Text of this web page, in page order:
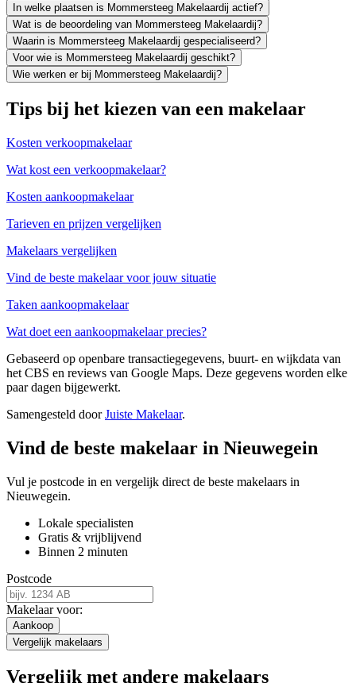
In welke plaatsen is Mommersteeg Makelaardij actief?
Wat is de beoordeling van Mommersteeg Makelaardij?
Waarin is Mommersteeg Makelaardij gespecialiseerd?
Voor wie is Mommersteeg Makelaardij geschikt?
Wie werken er bij Mommersteeg Makelaardij?
Tips bij het kiezen van een makelaar
Kosten verkoopmakelaar
Wat kost een verkoopmakelaar?
Kosten aankoopmakelaar
Tarieven en prijzen vergelijken
Makelaars vergelijken
Vind de beste makelaar voor jouw situatie
Taken aankoopmakelaar
Wat doet een aankoopmakelaar precies?
Gebaseerd op openbare transactiegegevens, buurt- en wijkdata van
het CBS en reviews van Google Maps. Deze gegevens worden elke
paar dagen bijgewerkt.
Samengesteld doorJuiste Makelaar.
Vind de beste makelaar in Nieuwegein
Vul je postcode in en vergelijk direct de beste makelaars in
Nieuwegein.
Lokale specialisten
Gratis & vrijblijvend
Binnen 2 minuten
Postcode
Makelaar voor:
Aankoop
Vergelijk makelaars
Vergelijk met andere makelaars